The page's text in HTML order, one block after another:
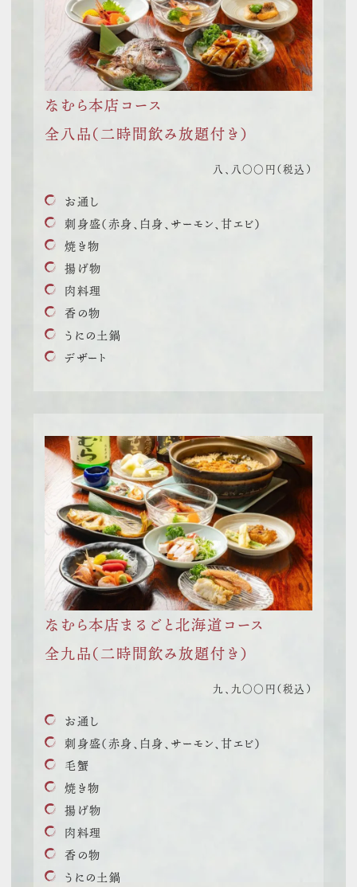
なむら本店コース
全八品（二時間飲み放題付き）
八、八〇〇円（税込）
お通し
刺身盛（赤身、白身、サーモン、甘エビ）
焼き物
揚げ物
肉料理
香の物
うにの土鍋
デザート
なむら本店まるごと北海道コース
全九品（二時間飲み放題付き）
九、九〇〇円（税込）
お通し
刺身盛（赤身、白身、サーモン、甘エビ）
毛蟹
焼き物
揚げ物
肉料理
香の物
うにの土鍋